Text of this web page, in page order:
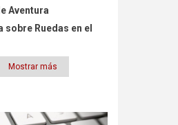
Aventura
sobre Ruedas en el
Mostrar más